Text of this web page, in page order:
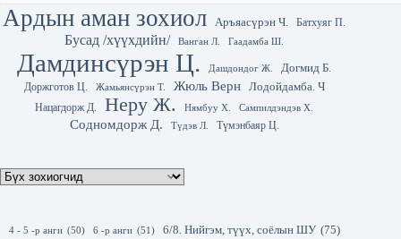
Ардын аман зохиол Аръяасүрэн Ч. Батхуяг П.
Бусад /хүүхдийн/ Ванган Л. Гаадамба Ш.
Дамдинсүрэн Ц. Дашдондог Ж.
Догмид Б.
Доржготов Ц.
Жамьянсүрэн Т. Жюль Верн Лодойдамба. Ч
Нацагдорж Д. Неру Ж. Нямбуу Х. Сампилдэндэв Х.
Содномдорж Д. Түдэв Л. Түмэнбаяр Ц.
4 - 5 -р анги (50) 6 -р анги (51) 6/8. Нийгэм, түүх, соёлын ШУ (75)